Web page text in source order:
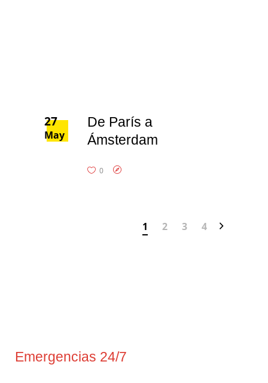
27
May
De París a
Ámsterdam
0
1 2 3 4
Emergencias 24/7